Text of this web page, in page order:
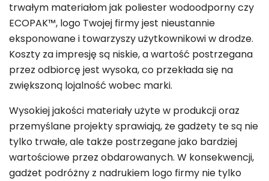
trwałym materiałom jak poliester wodoodporny czy
ECOPAK™, logo Twojej firmy jest nieustannie
eksponowane i towarzyszy użytkownikowi w drodze.
Koszty za impresję są niskie, a wartość postrzegana
przez odbiorcę jest wysoka, co przekłada się na
zwiększoną lojalność wobec marki.
Wysokiej jakości materiały użyte w produkcji oraz
przemyślane projekty sprawiają, że gadżety te są nie
tylko trwałe, ale także postrzegane jako bardziej
wartościowe przez obdarowanych. W konsekwencji,
gadżet podróżny z nadrukiem logo firmy nie tylko